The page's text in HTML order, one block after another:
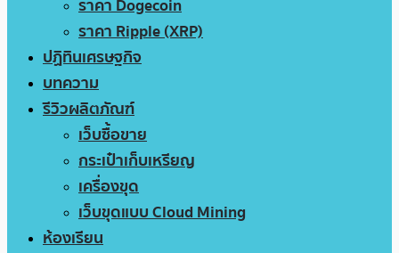
ราคา Dogecoin
ราคา Ripple (XRP)
ปฏิทินเศรษฐกิจ
บทความ
รีวิวผลิตภัณฑ์
เว็บซื้อขาย
กระเป๋าเก็บเหรียญ
เครื่องขุด
เว็บขุดแบบ Cloud Mining
ห้องเรียน